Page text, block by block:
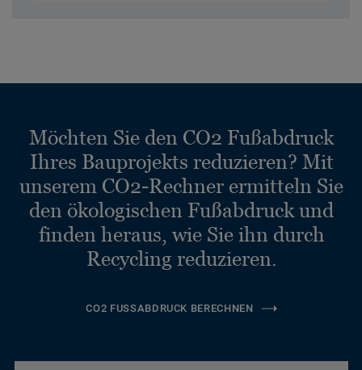
Möchten Sie den CO2 Fußabdruck
Ihres Bauprojekts reduzieren? Mit
unserem CO2-Rechner ermitteln Sie
den ökologischen Fußabdruck und
finden heraus, wie Sie ihn durch
Recycling reduzieren.
CO2 FUSSABDRUCK BERECHNEN